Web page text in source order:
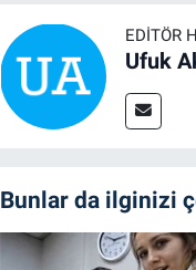
EDITÖR
Ufuk
Bunlar da ilginizi